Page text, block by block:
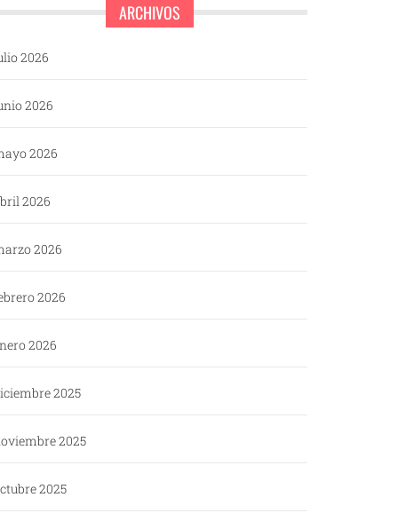
ARCHIVOS
2026
2026
2026
2026
2026
2026
2026
2025
2025
2025